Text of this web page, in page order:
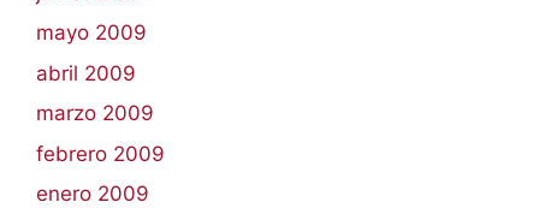
mayo 2009
abril 2009
marzo 2009
febrero 2009
enero 2009